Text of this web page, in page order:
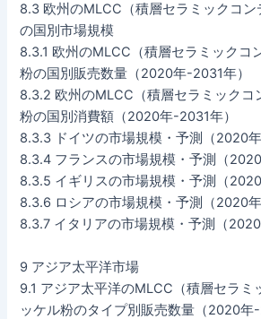
8.3 欧州のMLCC（積層セラミックコ
の国別市場規模
8.3.1 欧州のMLCC（積層セラミックコ
粉の国別販売数量（2020年-2031年）
8.3.2 欧州のMLCC（積層セラミックコ
粉の国別消費額（2020年-2031年）
8.3.3 ドイツの市場規模・予測（2020年
8.3.4 フランスの市場規模・予測（
8.3.5 イギリスの市場規模・予測（
8.3.6 ロシアの市場規模・予測（2020年
8.3.7 イタリアの市場規模・予測（2020
9 アジア太平洋市場
9.1 アジア太平洋のMLCC（積層セラミ
ッケル粉のタイプ別販売数量（2020年-